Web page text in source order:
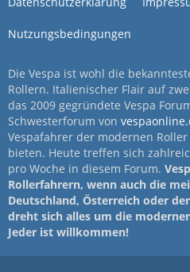
Nutzungsbedingungen
Die Vespa ist wohl die
Rollern. Italienischer Flair auf
das 2009 gegründete Vespa
Schwesterforum von
Vespafahrer der modernen
bieten. Heute treffen sich
pro Woche in diesem Forum.
Rollerfahrern, wenn auch die
Deutschland, Österreich oder
dreht sich alles um die
Jeder ist willkommen!